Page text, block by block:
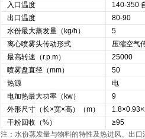
入口温度
140-350
出口温度
80-90
水份最大蒸发量（kg/h）
5
离心喷雾头传动形式
压缩空气
最高转速（r.p.m）
25000
喷雾盘直径（mm）
50
热源
电
电加热最大功率（kw）
9
外形尺寸（长×宽×高）（m）
干粉回收（%）
≥95
注：水份蒸发量与物料的特性及热进风、出